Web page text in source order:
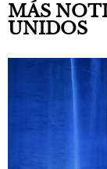
MÁS
UNIDOS